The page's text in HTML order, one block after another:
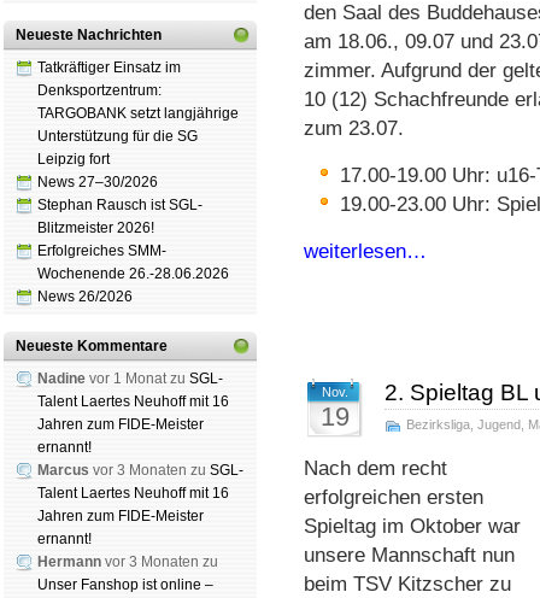
Neueste Nachrichten
Tatkräftiger Einsatz im
Denksportzentrum:
TARGOBANK setzt langjährige
Unterstützung für die SG
Leipzig fort
News 27–30/2026
Stephan Rausch ist SGL-
Blitzmeister 2026!
Erfolgreiches SMM-
Wochenende 26.-28.06.2026
News 26/2026
Neueste Kommentare
Nadine vor 1 Monat zu SGL-
Talent Laertes Neuhoff mit 16
Jahren zum FIDE-Meister
ernannt!
Marcus vor 3 Monaten zu SGL-
Talent Laertes Neuhoff mit 16
Jahren zum FIDE-Meister
ernannt!
Hermann vor 3 Monaten zu
Unser Fanshop ist online –
den Saal des
am 18.06., 09.07 und
zimmer. Auf­grund der
10 (12) Schach­freunde
zum 23.07.
17.00-19.00 Uhr:
19.00-23.00 Uhr:
weiterlesen…
Nov.
19
2. Spieltag BL
Bezirksliga Jugend
Nach dem recht
erfolgreichen ersten
Spieltag im Oktober war
unsere Mannschaft nun
beim TSV Kitzscher zu